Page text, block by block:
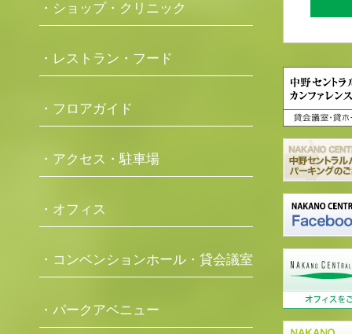
・ショップ・クリニック
・レストラン・フード
・フロアガイド
・アクセス・駐車場
・オフィス
・コンベンションホール・貸会議室
・パークアベニュー